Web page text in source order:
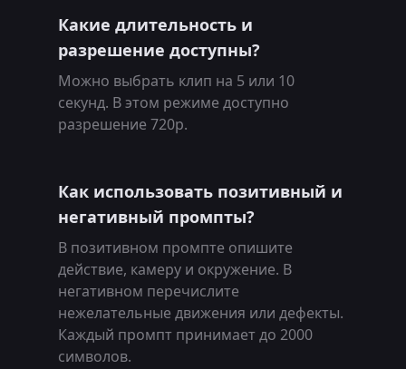
Какие длительность и
разрешение доступны?
Можно выбрать клип на 5 или 10
секунд. В этом режиме доступно
разрешение 720p.
Как использовать позитивный и
негативный промпты?
В позитивном промпте опишите
действие, камеру и окружение. В
негативном перечислите
нежелательные движения или дефекты.
Каждый промпт принимает до 2000
символов.